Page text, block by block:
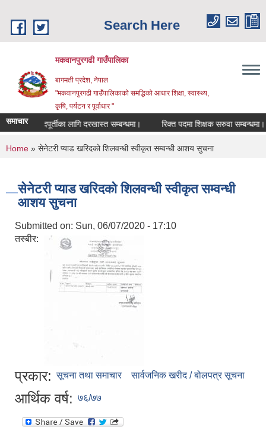
Search Here
मकवानपुरगढी गाउँपालिका
बागमती प्रदेश, नेपाल
"मकवानपुरगढी गाउँपालिकाको समद्धिको आधार शिक्षा, स्‍वास्‍थ्‍य,
कृषि, पर्यटन र पूर्वाधार "
समाचार
पदपूर्तीका लागि दरखास्त सम्बन्धमा। रिक्त पदमा शिक्षक सरुवा सम्बन्धमा।
You are here
Home » सेनेटरी प्याड खरिदको शिलवन्धी स्वीकृत सम्वन्धी आशय सुचना
सेनेटरी प्याड खरिदको शिलवन्धी स्वीकृत सम्वन्धी
आशय सुचना
Submitted on: Sun, 06/07/2020 - 17:10
तस्बीर:
प्रकार: सूचना तथा समाचार सार्वजनिक खरीद / बोलपत्र सूचना
आर्थिक वर्ष: ७६/७७